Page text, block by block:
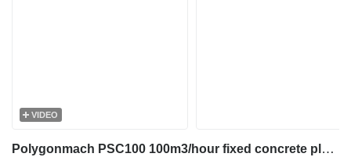
VIDEO
Polygonmach PSC100 100m3/hour fixed concrete plant